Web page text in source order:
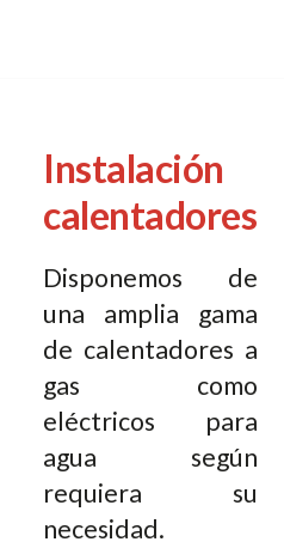
Instalación
calentadores
Disponemos de
una amplia gama
de calentadores a
gas como
eléctricos para
agua según
requiera su
necesidad.